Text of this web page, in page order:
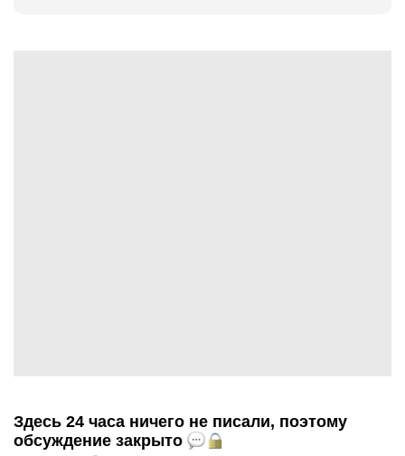
Здесь 24 часа ничего не писали, поэтому
обсуждение закрыто